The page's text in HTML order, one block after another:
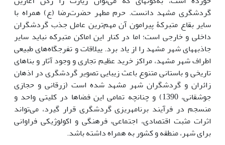
گردشگری مشهد دانست. حرم مطهر حضرت‌رضا (ع) همراه با
سایر بقاع متبرکۀ پیرامون آن مهم‌ترین عامل جذب گردشگران
داخلی و خارجی است؛ اما در کنار این اماکن متبرکه نباید سایر
جاذبه­های شهر مشهد را از یاد برد. ییلاقات و تفرجگاه‌های طبیعی
اطراف شهر مشهد، مراکز خرید عظیم تجاری و وجود آثار و بناهای
تاریخی و باستانی متنوع باعث زیبایی تصویر گردشگری در اذهان
زائران و گردشگران شهر مشهد شده است (زرقانی و حجازی
جوشقانی، 1390) و چنانچه تمامی این فضاها در کلیتی واحد و
منسجم در فرآیند برنامه­ریزی گردشگری قرار گیرد، می‌تواند
اثرات مثبت اقتصادی، اجتماعی، فرهنگی و اکولوژیکی فراوانی
برای شهر، منطقه و کشور به همراه داشته باشد.